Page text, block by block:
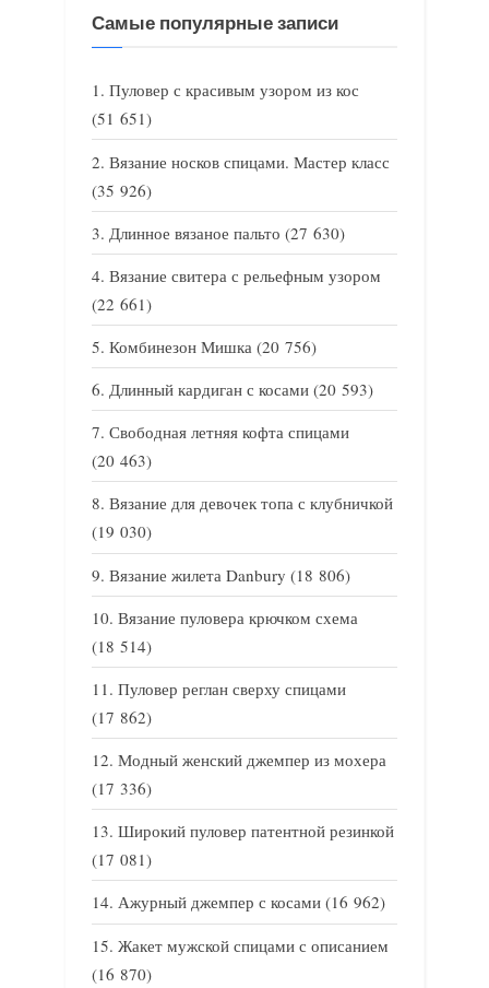
Самые популярные записи
Пуловер с красивым узором из кос
(51 651)
Вязание носков спицами. Мастер класс
(35 926)
Длинное вязаное пальто (27 630)
Вязание свитера с рельефным узором
(22 661)
Комбинезон Мишка (20 756)
Длинный кардиган с косами (20 593)
Свободная летняя кофта спицами
(20 463)
Вязание для девочек топа с клубничкой
(19 030)
Вязание жилета Danbury (18 806)
Вязание пуловера крючком схема
(18 514)
Пуловер реглан сверху спицами
(17 862)
Модный женский джемпер из мохера
(17 336)
Широкий пуловер патентной резинкой
(17 081)
Ажурный джемпер с косами (16 962)
Жакет мужской спицами с описанием
(16 870)